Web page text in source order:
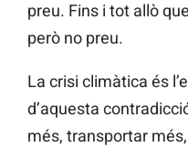
preu. Fins i tot allò
però no preu.
La crisi climàtica és
d’aquesta
més, transportar